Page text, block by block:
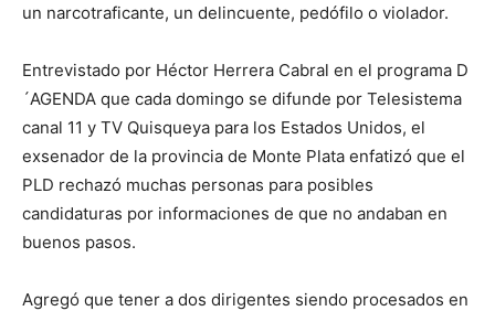
un narcotraficante, un delincuente, pedófilo o violador.
Entrevistado por Héctor Herrera Cabral en el programa D
´AGENDA que cada domingo se difunde por Telesistema
canal 11 y TV Quisqueya para los Estados Unidos, el
exsenador de la provincia de Monte Plata enfatizó que el
PLD rechazó muchas personas para posibles
candidaturas por informaciones de que no andaban en
buenos pasos.
Agregó que tener a dos dirigentes siendo procesados en